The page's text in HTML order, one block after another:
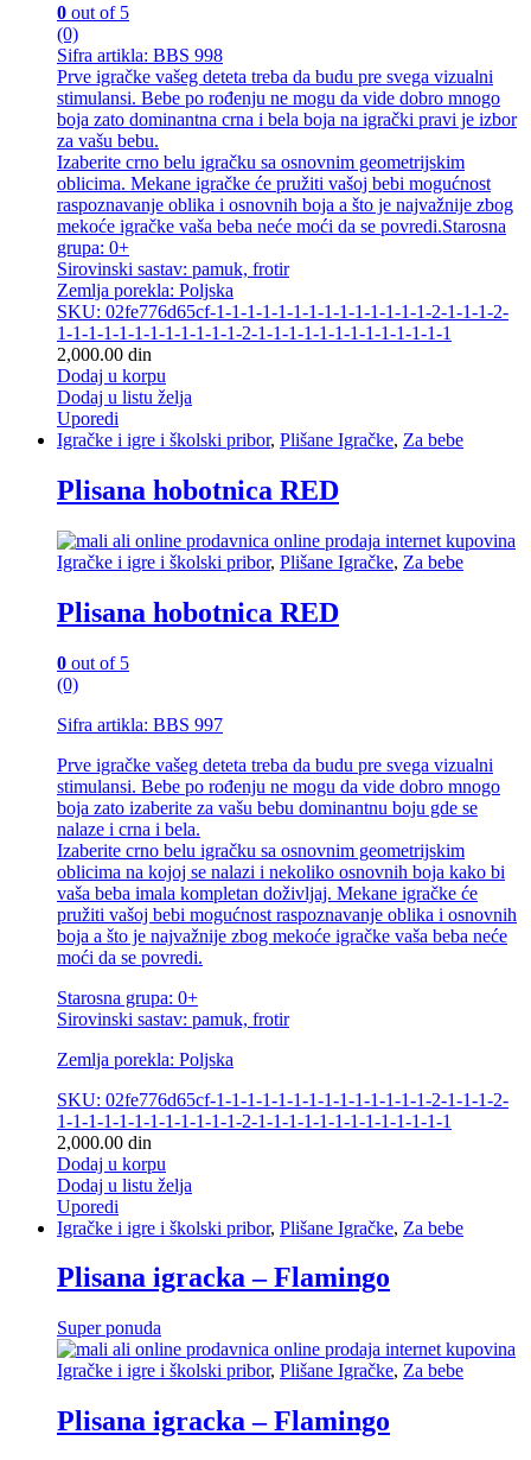
0 out of 5
(0)
Sifra artikla: BBS 998
Prve igračke vašeg deteta treba da budu pre svega vizualni
stimulansi. Bebe po rođenju ne mogu da vide dobro mnogo
boja zato dominantna crna i bela boja na igrački pravi je izbor
za vašu bebu.
Izaberite crno belu igračku sa osnovnim geometrijskim
oblicima. Mekane igračke će pružiti vašoj bebi mogućnost
raspoznavanje oblika i osnovnih boja a što je najvažnije zbog
mekoće igračke vaša beba neće moći da se povredi.Starosna
grupa: 0+
Sirovinski sastav: pamuk, frotir
Zemlja porekla: Poljska
SKU: 02fe776d65cf-1-1-1-1-1-1-1-1-1-1-1-1-1-1-2-1-1-1-2-
1-1-1-1-1-1-1-1-1-1-1-1-2-1-1-1-1-1-1-1-1-1-1-1-1-1
2,000.00 din
Dodaj u korpu
Dodaj u listu želja
Uporedi
Igračke i igre i školski pribor, Plišane Igračke, Za bebe
Plisana hobotnica RED
Igračke i igre i školski pribor, Plišane Igračke, Za bebe
Plisana hobotnica RED
0 out of 5
(0)
Sifra artikla: BBS 997
Prve igračke vašeg deteta treba da budu pre svega vizualni
stimulansi. Bebe po rođenju ne mogu da vide dobro mnogo
boja zato izaberite za vašu bebu dominantnu boju gde se
nalaze i crna i bela.
Izaberite crno belu igračku sa osnovnim geometrijskim
oblicima na kojoj se nalazi i nekoliko osnovnih boja kako bi
vaša beba imala kompletan doživljaj. Mekane igračke će
pružiti vašoj bebi mogućnost raspoznavanje oblika i osnovnih
boja a što je najvažnije zbog mekoće igračke vaša beba neće
moći da se povredi.
Starosna grupa: 0+
Sirovinski sastav: pamuk, frotir
Zemlja porekla: Poljska
SKU: 02fe776d65cf-1-1-1-1-1-1-1-1-1-1-1-1-1-1-2-1-1-1-2-
1-1-1-1-1-1-1-1-1-1-1-1-2-1-1-1-1-1-1-1-1-1-1-1-1-1
2,000.00 din
Dodaj u korpu
Dodaj u listu želja
Uporedi
Igračke i igre i školski pribor, Plišane Igračke, Za bebe
Plisana igracka – Flamingo
Super ponuda
Igračke i igre i školski pribor, Plišane Igračke, Za bebe
Plisana igracka – Flamingo